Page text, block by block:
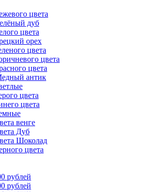
цвета
дуб
цвета
орех
цвета
цвета
цвета
антик
цвета
цвета
венге
Дуб
Шоколад
цвета
рублей
рублей